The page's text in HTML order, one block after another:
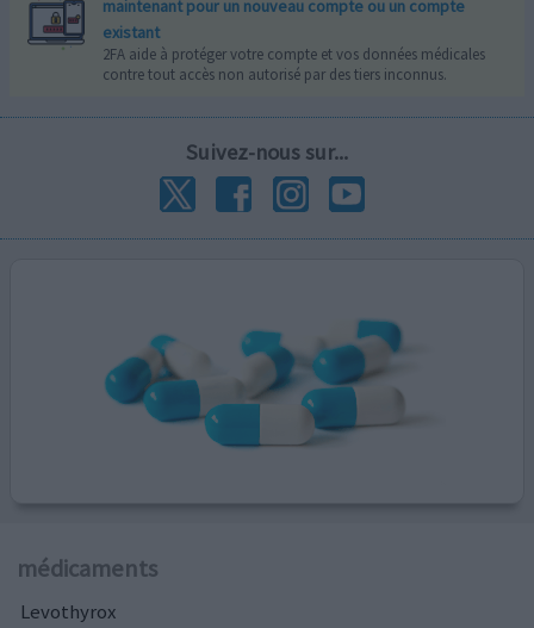
maintenant pour un nouveau compte ou un compte
existant
2FA aide à protéger votre compte et vos données médicales
contre tout accès non autorisé par des tiers inconnus.
Suivez-nous sur...
médicaments
Levothyrox